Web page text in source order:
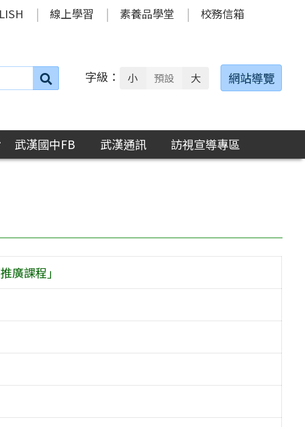
線上學習 素養品學堂 校務信箱
搜
字級： 小 預設 大 網站導覽
武漢國中FB 武漢通訊
訪視宣導專區
廣課程」